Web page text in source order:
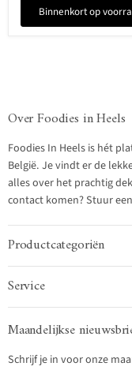
Binnenkort op
Over Foodies in Heels
Foodies In Heels is hét
België. Je vindt er de
alles over het prachtig
contact komen? Stuur
Productcategoriën
Service
Maandelijkse
Schrijf je in voor onze